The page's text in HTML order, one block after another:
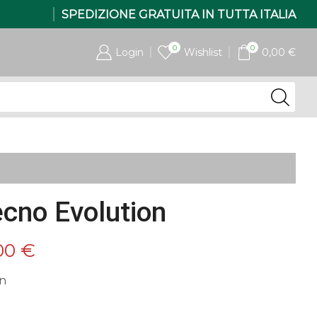
SPEDIZIONE GRATUITA IN TUTTA ITALIA
Login 0 Wishlist 0 0,00 €
Evolution
€